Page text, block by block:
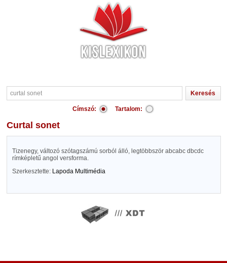
Címszó: Tartalom:
curtal sonet
Tizenegy, változó szótagszámú sorból álló, legtöbbször abcabc dbcdc
rímképletű angol versforma.
Szerkesztette: Lapoda Multimédia